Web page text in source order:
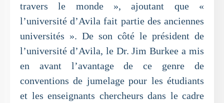
travers le monde », ajoutant que «
l’université d’Avila fait partie des anciennes
universités ». De son côté le président de
l’université d’Avila, le Dr. Jim Burkee a mis
en avant l’avantage de ce genre de
conventions de jumelage pour les étudiants
et les enseignants chercheurs dans le cadre